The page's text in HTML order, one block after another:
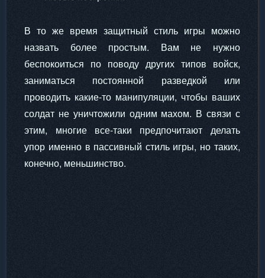
В то же время защитный стиль игры можно
назвать более простым. Вам не нужно
беспокоиться по поводу других типов войск,
заниматься постоянной разведкой или
проводить какие-то манипуляции, чтобы ваших
солдат не уничтожили одним махом. В связи с
этим, многие все-таки предпочитают делать
упор именно в пассивный стиль игры, но таких,
конечно, меньшинство.